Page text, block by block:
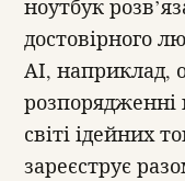
ноутбук
достовірного
АІ, наприклад,
світі ідейних
зареєструє